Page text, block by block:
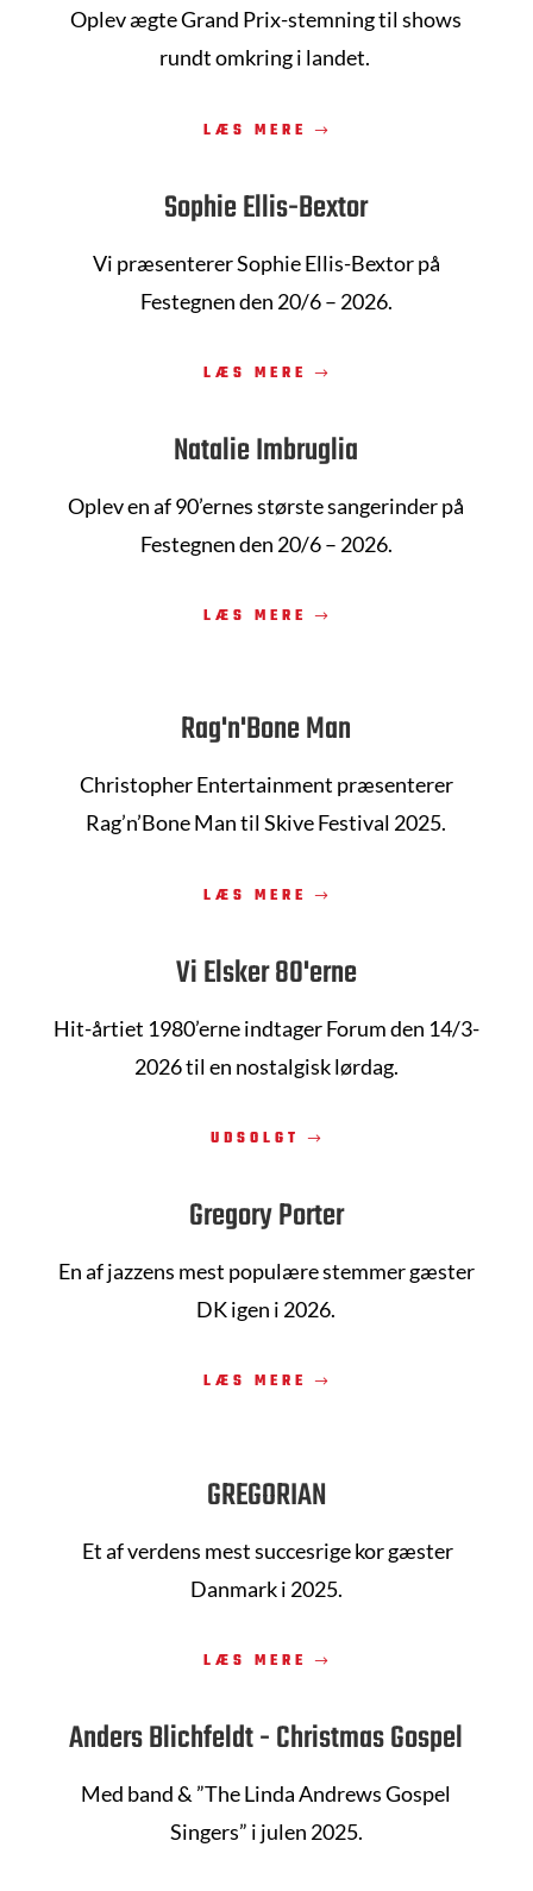
Oplev ægte Grand Prix-stemning til shows
rundt omkring i landet.
LÆS MERE
Sophie Ellis-Bextor
Vi præsentererSophie Ellis-Bextor på
Festegnen den 20/6 – 2026.
LÆS MERE
Natalie Imbruglia
Opleven af 90’ernes største sangerinder på
Festegnenden 20/6 – 2026.
LÆS MERE
Rag'n'Bone Man
Christopher Entertainment præsenterer
Rag’n’Bone Man til Skive Festival 2025.
LÆS MERE
Vi Elsker 80'erne
Hit-årtiet 1980’erne indtager Forum den 14/3-
2026 til en nostalgisk lørdag.
UDSOLGT
Gregory Porter
En af jazzens mest populære stemmer gæster
DK igen i 2026.
LÆS MERE
GREGORIAN
Et af verdens mest succesrige kor gæster
Danmark i 2025.
LÆS MERE
Anders Blichfeldt - Christmas Gospel
Med band& ”The Linda Andrews Gospel
Singers” i julen 2025.